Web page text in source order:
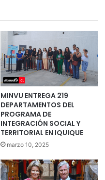
MINVU ENTREGA 219
DEPARTAMENTOS DEL
PROGRAMA DE
INTEGRACIÓN SOCIAL Y
TERRITORIAL EN IQUIQUE
marzo 10, 2025